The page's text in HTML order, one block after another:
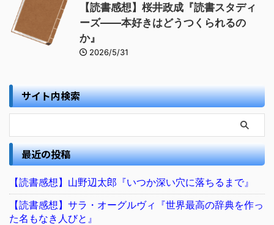
【読書感想】桜井政成『読書スタディ
ーズ――本好きはどうつくられるの
か』
2026/5/31
サイト内検索
最近の投稿
【読書感想】山野辺太郎『いつか深い穴に落ちるまで』
【読書感想】サラ・オーグルヴィ『世界最高の辞典を作っ
た名もなき人びと』